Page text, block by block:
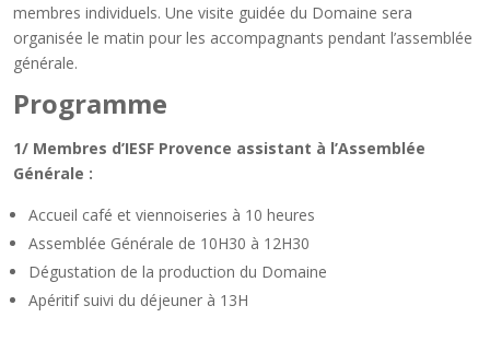
membres individuels. Une visite guidée du Domaine sera
organisée le matin pour les accompagnants pendant l’assemblée
générale.
Programme
1/ Membres d’IESF Provence assistant à l’Assemblée
Générale :
Accueil café et viennoiseries à 10 heures
Assemblée Générale de 10H30 à 12H30
Dégustation de la production du Domaine
Apéritif suivi du déjeuner à 13H